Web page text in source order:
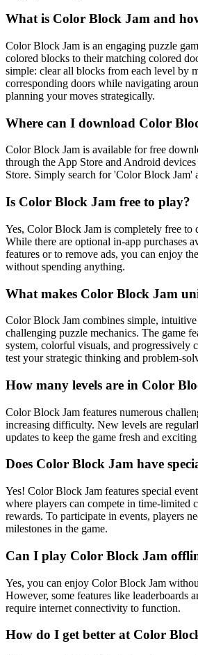
What is Color Block Jam and
Color Block Jam is an engaging puzzle
colored blocks to their matching colored
simple: clear all blocks from each level by
corresponding doors while navigating
planning your moves strategically.
Where can I download Color
Color Block Jam is available for free
through the App Store and Android
Store. Simply search for 'Color Block Jam'
Is Color Block Jam free to play?
Yes, Color Block Jam is completely free to
While there are optional in-app purchases
features or to remove ads, you can enjoy
without spending anything.
What makes Color Block Jam
Color Block Jam combines simple,
challenging puzzle mechanics. The game
system, colorful visuals, and progressively
test your strategic thinking and problem-
How many levels are in Color
Color Block Jam features numerous
increasing difficulty. New levels are
updates to keep the game fresh and
Does Color Block Jam have
Yes! Color Block Jam features special
where players can compete in time-limited
rewards. To participate in events, players
milestones in the game.
Can I play Color Block Jam
Yes, you can enjoy Color Block Jam
However, some features like leaderboards
require internet connectivity to function.
How do I get better at Color